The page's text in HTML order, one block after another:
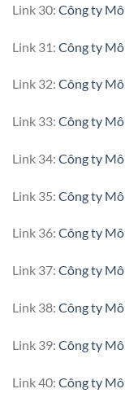
Link 30: Công ty
Link 31: Công ty
Link 32: Công ty
Link 33: Công ty
Link 34: Công ty
Link 35: Công ty
Link 36: Công ty
Link 37: Công ty
Link 38: Công ty
Link 39: Công ty
Link 40: Công ty